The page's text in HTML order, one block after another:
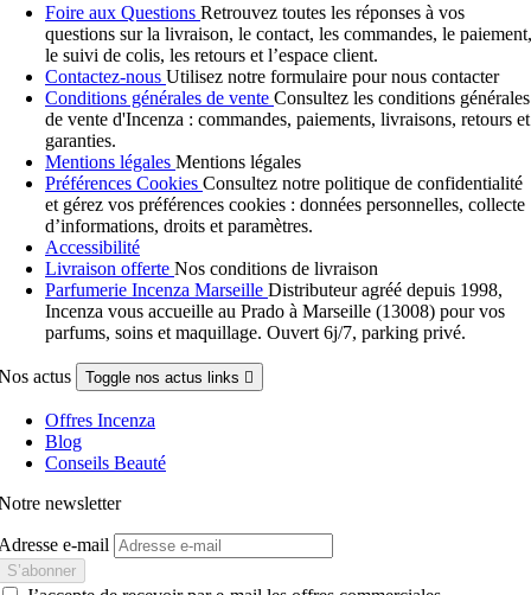
Foire aux Questions Retrouvez toutes les réponses à vos
questions sur la livraison, le contact, les commandes, le paiement,
le suivi de colis, les retours et l’espace client.
Contactez-nous Utilisez notre formulaire pour nous contacter
Conditions générales de vente Consultez les conditions générales
de vente d'Incenza : commandes, paiements, livraisons, retours et
garanties.
Mentions légales Mentions légales
Préférences Cookies Consultez notre politique de confidentialité
et gérez vos préférences cookies : données personnelles, collecte
d’informations, droits et paramètres.
Accessibilité
Livraison offerte Nos conditions de livraison
Parfumerie Incenza Marseille Distributeur agréé depuis 1998,
Incenza vous accueille au Prado à Marseille (13008) pour vos
parfums, soins et maquillage. Ouvert 6j/7, parking privé.
actus Toggle nos actus links 
Offres Incenza
Blog
Conseils Beauté
newsletter
e-mail